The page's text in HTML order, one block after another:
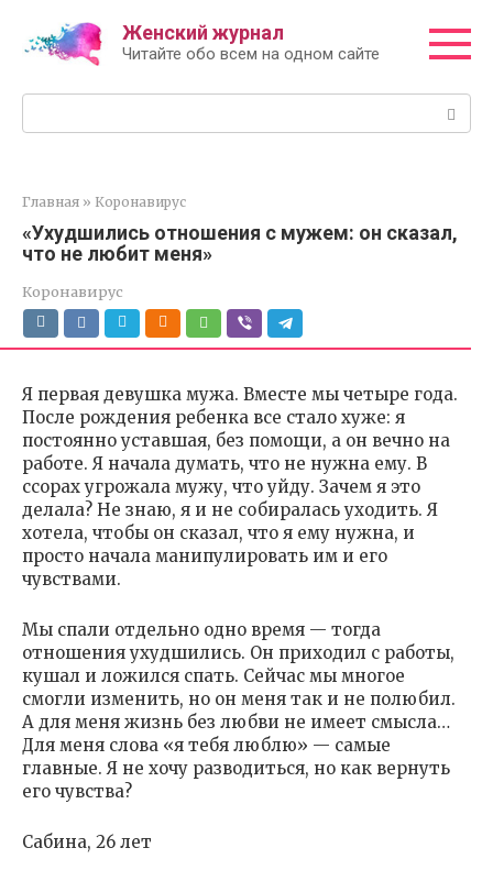
контенту
Женский журнал
Читайте обо всем на одном сайте
Главная » Коронавирус
«Ухудшились отношения с мужем: он сказал,
что не любит меня»
Коронавирус
Я первая девушка мужа. Вместе мы четыре года.
После рождения ребенка все стало хуже: я
постоянно уставшая, без помощи, а он вечно на
работе. Я начала думать, что не нужна ему. В
ссорах угрожала мужу, что уйду. Зачем я это
делала? Не знаю, я и не собиралась уходить. Я
хотела, чтобы он сказал, что я ему нужна, и
просто начала манипулировать им и его
чувствами.
Мы спали отдельно одно время — тогда
отношения ухудшились. Он приходил с работы,
кушал и ложился спать. Сейчас мы многое
смогли изменить, но он меня так и не полюбил.
А для меня жизнь без любви не имеет смысла…
Для меня слова «я тебя люблю» — самые
главные. Я не хочу разводиться, но как вернуть
его чувства?
Сабина, 26 лет